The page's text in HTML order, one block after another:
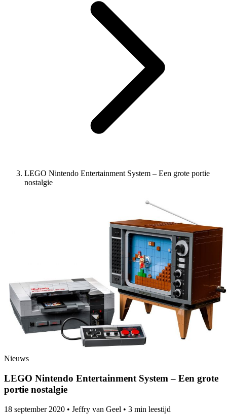
LEGO Nintendo Entertainment System – Een grote portie
nostalgie
Nieuws
LEGO Nintendo Entertainment System – Een grote
portie nostalgie
18 september 2020 • Jeffry van Geel • 3 min leestijd